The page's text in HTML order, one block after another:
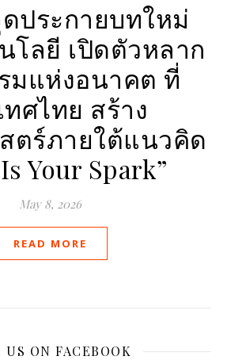
ประกายบทใหม่
โลยี เปิดตัวหลาก
มแห่งอนาคต ที่
ทศไทย สร้าง
ตร์ภายใต้แนวคิด
Your Spark”
May 8, 2026
READ MORE
ON FACEBOOK